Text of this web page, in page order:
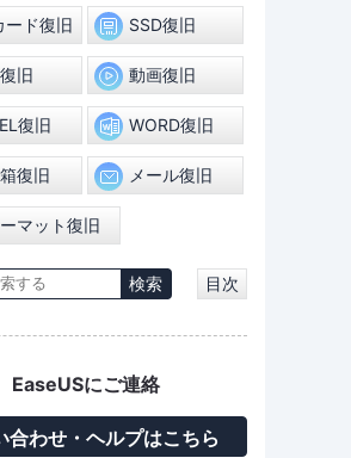
ード復旧 SSD復旧
旧 動画復旧
復旧 WORD復旧
復旧 メール復旧
マット復旧
目次
EaseUSにご連絡
合わせ・ヘルプはこちら